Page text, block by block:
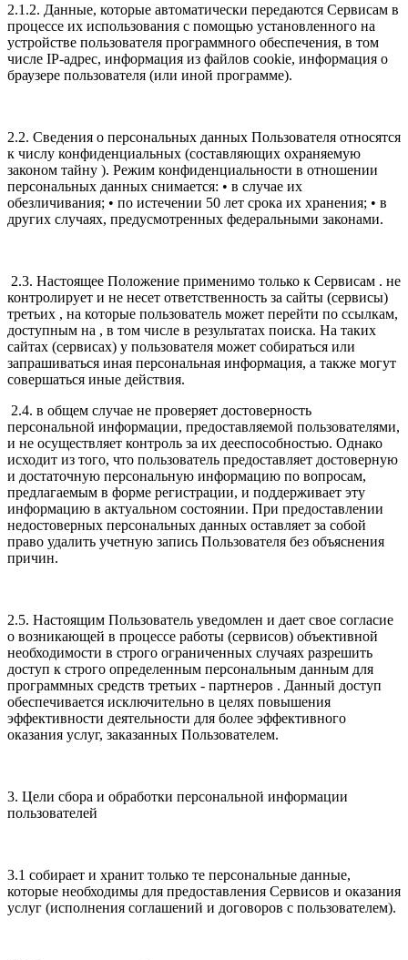
2.1.2. Данные, которые автоматически передаются Сервисам в
процессе их использования с помощью установленного на
устройстве пользователя программного обеспечения, в том
числе IP-адрес, информация из файлов cookie, информация о
браузере пользователя (или иной программе).
2.2. Сведения о персональных данных Пользователя относятся
к числу конфиденциальных (составляющих охраняемую
законом тайну ). Режим конфиденциальности в отношении
персональных данных снимается: • в случае их
обезличивания; • по истечении 50 лет срока их хранения; • в
других случаях, предусмотренных федеральными законами.
2.3. Настоящее Положение применимо только к Сервисам . не
контролирует и не несет ответственность за сайты (сервисы)
третьих , на которые пользователь может перейти по ссылкам,
доступным на , в том числе в результатах поиска. На таких
сайтах (сервисах) у пользователя может собираться или
запрашиваться иная персональная информация, а также могут
совершаться иные действия.
2.4. в общем случае не проверяет достоверность
персональной информации, предоставляемой пользователями,
и не осуществляет контроль за их дееспособностью. Однако
исходит из того, что пользователь предоставляет достоверную
и достаточную персональную информацию по вопросам,
предлагаемым в форме регистрации, и поддерживает эту
информацию в актуальном состоянии. При предоставлении
недостоверных персональных данных оставляет за собой
право удалить учетную запись Пользователя без объяснения
причин.
2.5. Настоящим Пользователь уведомлен и дает свое согласие
о возникающей в процессе работы (сервисов) объективной
необходимости в строго ограниченных случаях разрешить
доступ к строго определенным персональным данным для
программных средств третьих - партнеров . Данный доступ
обеспечивается исключительно в целях повышения
эффективности деятельности для более эффективного
оказания услуг, заказанных Пользователем.
3. Цели сбора и обработки персональной информации
пользователей
3.1 собирает и хранит только те персональные данные,
которые необходимы для предоставления Сервисов и оказания
услуг (исполнения соглашений и договоров с пользователем).